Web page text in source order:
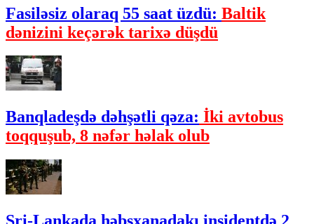
Fasiləsiz olaraq 55 saat üzdü: Baltik
dənizini keçərək tarixə düşdü
Banqladeşdə dəhşətli qəza: İki avtobus
toqquşub, 8 nəfər həlak olub